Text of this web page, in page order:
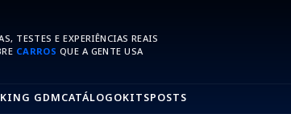
TESTES E EXPERIÊNCIAS REAIS
CARROS QUE A GENTE USA
GDMCATÁLOGOKITSPOSTS